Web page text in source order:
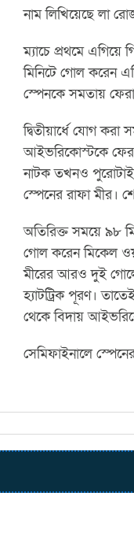
নাম লিখিয়েছে লা
ম্যাচে প্রথমে
মিনিটে গোল করেন
স্পেনকে সমতায়
দ্বিতীয়ার্ধে যোগ করা
আইভরিকোস্টকে ফের
নাটক তখনও
স্পেনের রাফা মীর।
অতিরিক্ত সময়ে ৯৮
গোল করেন মিকেল
মীরের আরও দুই
হ্যাটট্রিক পূরণ।
থেকে বিদায়
সেমিফাইনালে